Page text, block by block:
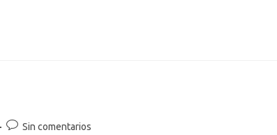
Sin comentarios